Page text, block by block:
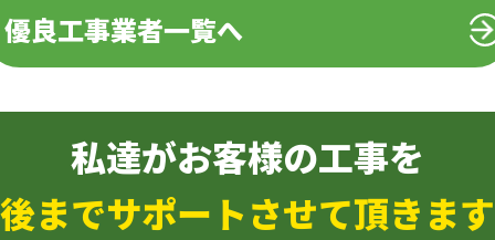
優良工事業者一覧へ
私達がお客様の工事を
までサポートさせて頂きま